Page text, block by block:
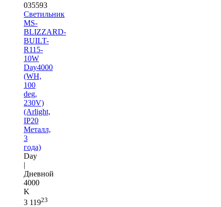
035593
Светильник
MS-
BLIZZARD-
BUILT-
R115-
10W
Day4000
(WH,
100
deg,
230V)
(Arlight,
IP20
Металл,
3
года)
Day
|
Дневной
4000
K
3 11923